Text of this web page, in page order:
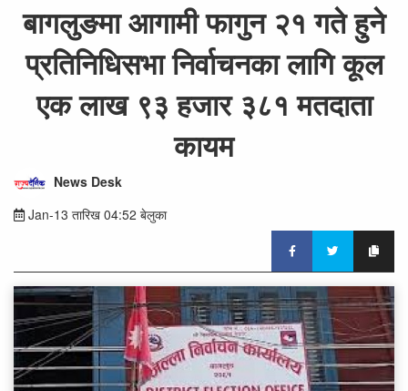
बागलुङमा आगामी फागुन २१ गते हुने
प्रतिनिधिसभा निर्वाचनका लागि कूल
एक लाख ९३ हजार ३८१ मतदाता
कायम
News Desk
Jan-13 तारिख 04:52 बेलुका